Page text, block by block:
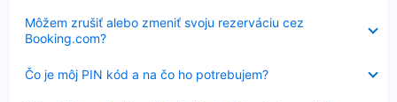
Môžem zrušiť alebo zmeniť svoju rezerváciu cez
Booking.com?
sa
Čo je môj PIN kód a na čo ho potrebujem?
Nezobrazuje
sa